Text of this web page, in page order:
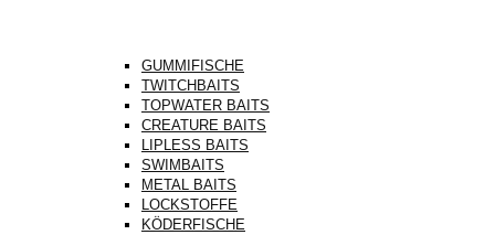
GUMMIFISCHE
TWITCHBAITS
TOPWATER BAITS
CREATURE BAITS
LIPLESS BAITS
SWIMBAITS
METAL BAITS
LOCKSTOFFE
KÖDERFISCHE